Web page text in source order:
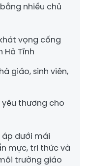
nhiều chủ
vọng cống
Hà Tĩnh
giáo, sinh viên,
thương cho
áp dưới mái
mực, tri thức và
trường giáo